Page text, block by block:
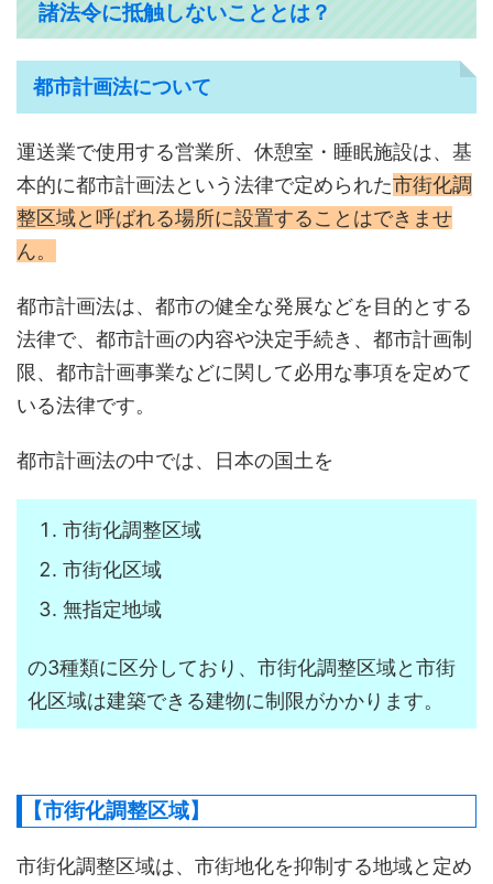
諸法令に抵触しないこととは？
都市計画法について
運送業で使用する営業所、休憩室・睡眠施設は、基
本的に都市計画法という法律で定められた市街化調
整区域と呼ばれる場所に設置することはできませ
ん。
都市計画法は、都市の健全な発展などを目的とする
法律で、都市計画の内容や決定手続き、都市計画制
限、都市計画事業などに関して必用な事項を定めて
いる法律です。
都市計画法の中では、日本の国土を
市街化調整区域
市街化区域
無指定地域
の3種類に区分しており、市街化調整区域と市街
化区域は建築できる建物に制限がかかります。
【市街化調整区域】
市街化調整区域は、市街地化を抑制する地域と定め